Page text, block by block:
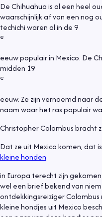
De Chihuahua is al een heel
waarschijnlijk af van een nog
techichi waren al in de 9
e
eeuw populair in Mexico. De
midden 19
e
eeuw. Ze zijn vernoemd naar
naam waar het ras populair
Christopher Colombus bracht
Dat ze uit Mexico komen, dat
kleine honden
in Europa terecht zijn
wel een brief bekend van
ontdekkingsreiziger Colombus
kleine hondjes uit Mexico